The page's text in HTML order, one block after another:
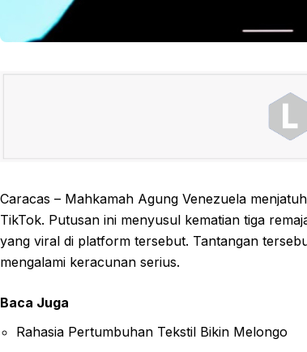
Caracas – Mahkamah Agung Venezuela
TikTok. Putusan ini menyusul kematian tiga
yang viral di platform tersebut. Tantangan
mengalami keracunan serius.
Baca Juga
Rahasia Pertumbuhan Tekstil Bikin Melongo